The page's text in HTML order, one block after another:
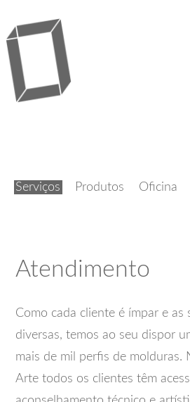
Serviços Produtos Oficina
Atendimento
Como cada cliente é ímpar e as
diversas, temos ao seu dispor
mais de mil perfis de molduras.
Arte todos os clientes têm